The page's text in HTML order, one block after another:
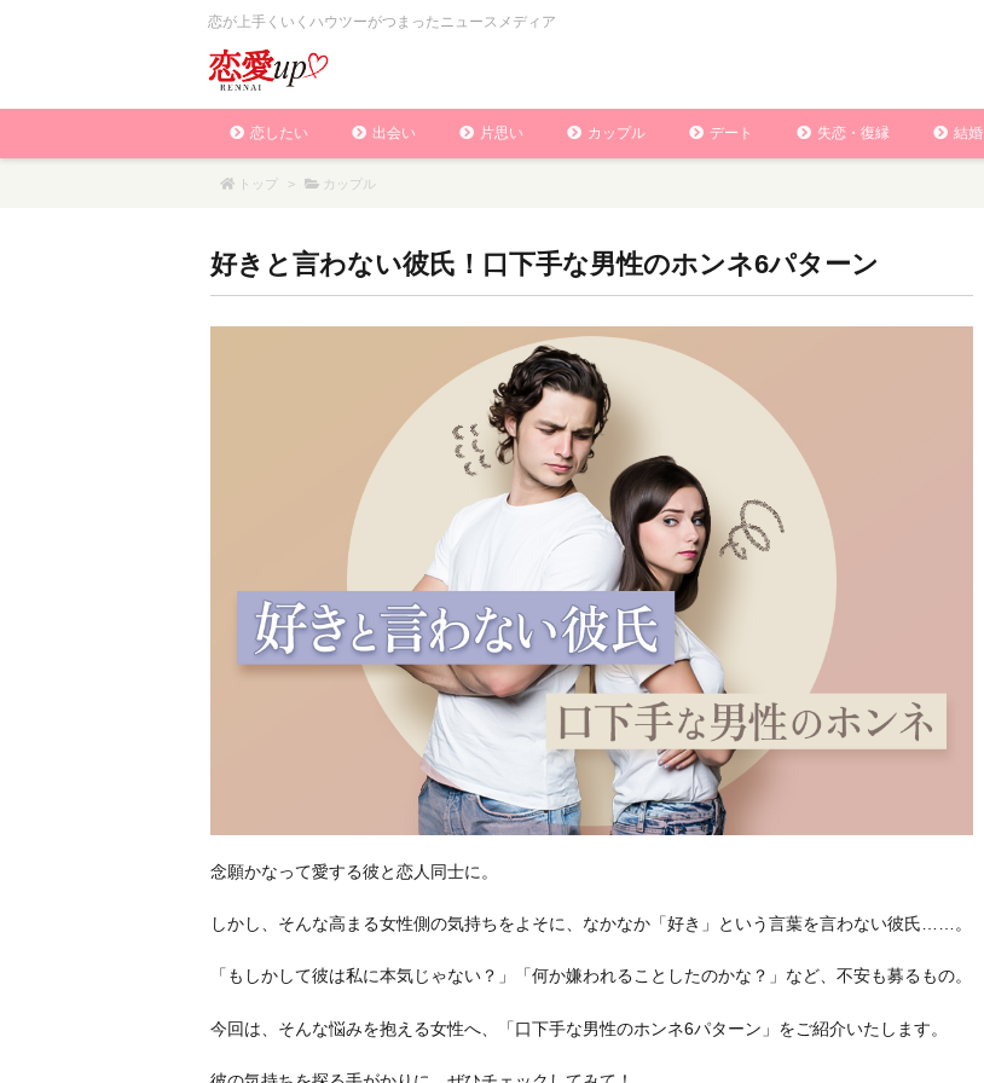
恋が上手くいくハウツーがつまったニュースメディア
恋したい 出会い 片思い カップル デート 失恋・復縁 結婚
トップ > カップル
好きと言わない彼氏！口下手な男性のホンネ6パターン
念願かなって愛する彼と恋人同士に。
しかし、そんな高まる女性側の気持ちをよそに、なかなか「好き」という言葉を言わない彼氏……。
「もしかして彼は私に本気じゃない？」「何か嫌われることしたのかな？」など、不安も募るもの。
今回は、そんな悩みを抱える女性へ、「口下手な男性のホンネ6パターン」をご紹介いたします。